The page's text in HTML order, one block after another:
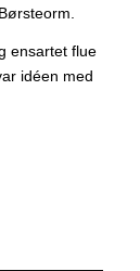
ensartet flue
idéen med